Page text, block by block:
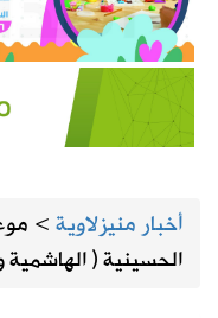
أخبار منيزلاوية>
الحسينية ( الهاشمية